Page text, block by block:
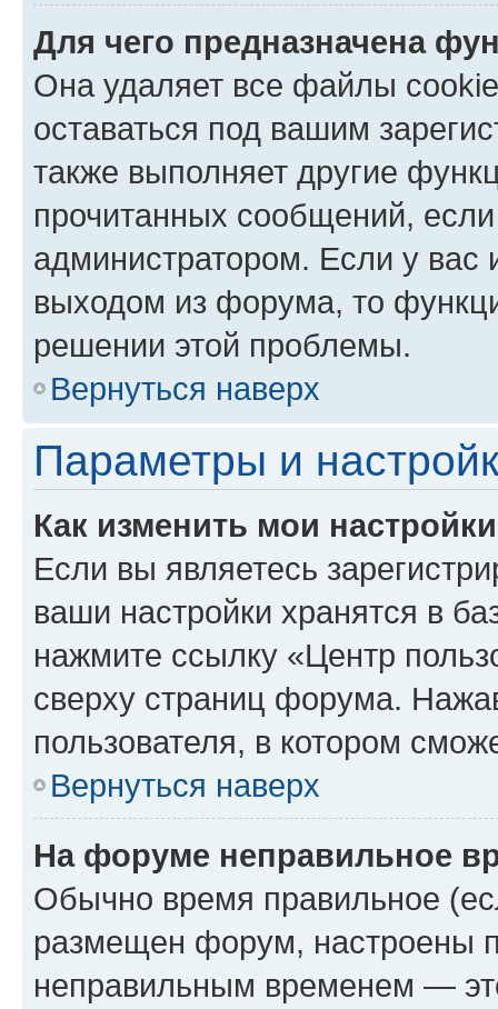
Для чего предназначена
Она удаляет все файлы
оставаться под вашим
также выполняет другие
прочитанных сообщений,
администратором. Если у
выходом из форума, то
решении этой проблемы.
Вернуться наверх
Параметры и
Как изменить мои
Если вы являетесь
ваши настройки хранятся в
нажмите ссылку «Центр
сверху страниц форума.
пользователя, в котором
Вернуться наверх
На форуме неправильное
Обычно время правильное
размещен форум, настроены
неправильным временем —